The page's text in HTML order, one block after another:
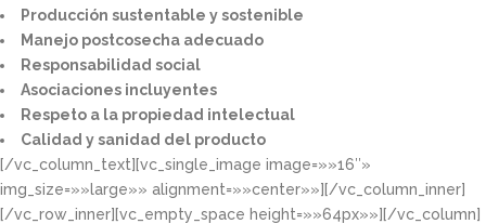
Producción sustentable y sostenible​
Manejo postcosecha adecuado​
Responsabilidad social​
Asociaciones incluyentes​
Respeto a la propiedad intelectual​​
Calidad y sanidad del producto​
[/vc_column_text][vc_single_image image=»»16″»
img_size=»»large»» alignment=»»center»»][/vc_column_inner]
[/vc_row_inner][vc_empty_space height=»»64px»»][/vc_column]